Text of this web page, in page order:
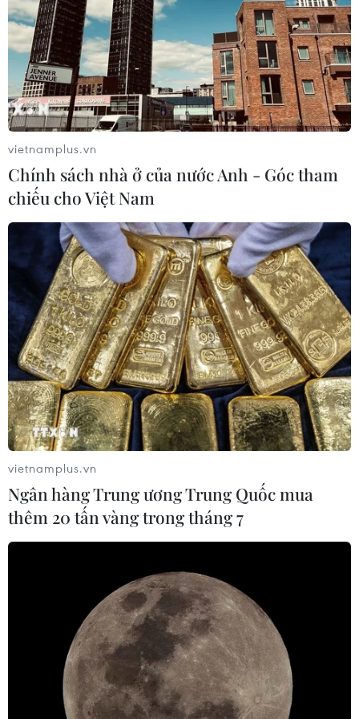
Chính thức khởi động cuộc thi Hoa hậu
Hoàn vũ Việt Nam 2017
10/11/2016 10:36
Bộ Văn hóa, Thể thao và Du lịch vừa chính thức cấp
phép tổ chức cuộc thi Hoa hậu Hoàn vũ Việt Nam 2017,
từ ngày 01/01/2017-19/08/2017. Vòng chung kết sẽ diễn
ra tại thành phố Nha Trang, Khánh Hòa.
vietnamplus.vn
Chính sách nhà ở của nước Anh - Góc tham
chiếu cho Việt Nam
vietnamplus.vn
Ngân hàng Trung ương Trung Quốc mua
thêm 20 tấn vàng trong tháng 7